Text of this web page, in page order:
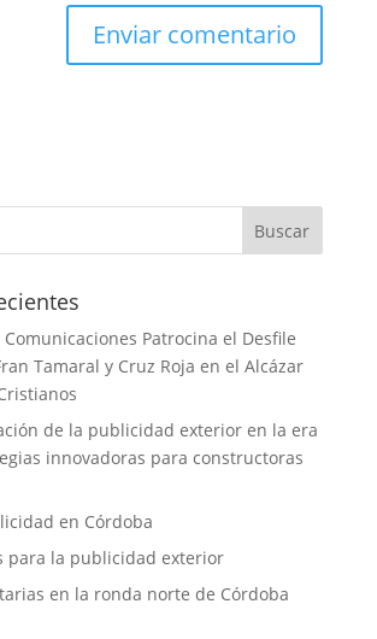
Patrocina el Desfile
Tamaral y Cruz Roja en el Alcázar
de la publicidad exterior en la era
innovadoras para constructoras
en Córdoba
para la publicidad exterior
en la ronda norte de Córdoba